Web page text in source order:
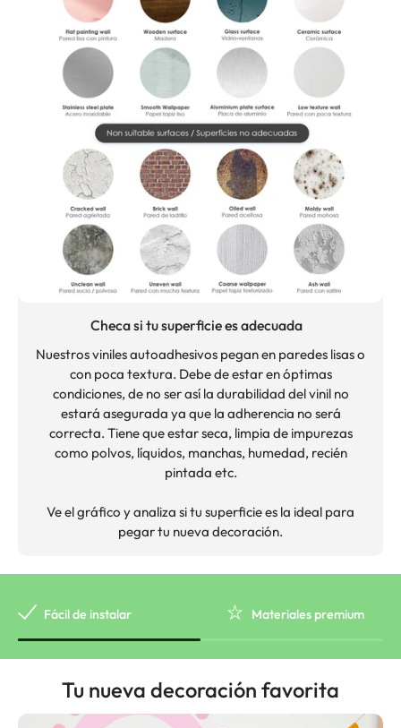
Checa si tu superficie es adecuada
Nuestros viniles autoadhesivos pegan en paredes lisas o
con poca textura. Debe de estar en óptimas
condiciones, de no ser así la durabilidad del vinil no
estará asegurada ya que la adherencia no será
correcta. Tiene que estar seca, limpia de impurezas
como polvos, líquidos, manchas, humedad, recién
pintada etc.
Ve el gráfico y analiza si tu superficie es la ideal para
pegar tu nueva decoración.
Fácil de instalar Materiales premium
Tu nueva decoración favorita